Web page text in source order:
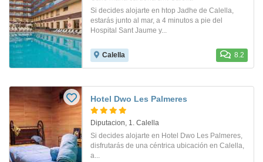
Si decides alojarte en htop Jadhe de Calella,
estarás junto al mar, a 4 minutos a pie del
Hospital Sant Jaume y...
Calella 8.2
Hotel Dwo Les Palmeres
Diputacion, 1. Calella
Si decides alojarte en Hotel Dwo Les Palmeres,
disfrutarás de una céntrica ubicación en Calella,
a...